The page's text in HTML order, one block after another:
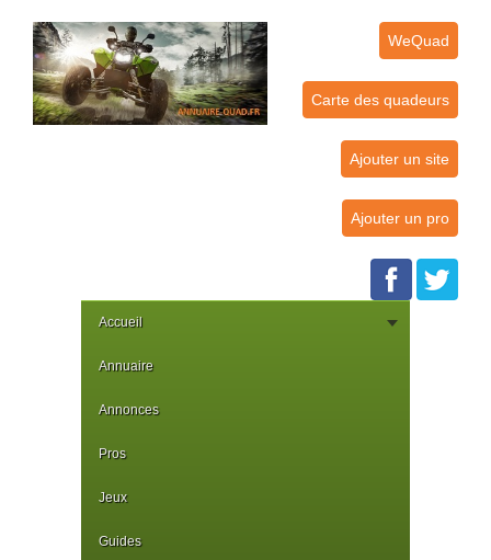
WeQuad
Carte des quadeurs
Ajouter un site
Ajouter un pro
Accueil
Annuaire
Annonces
Pros
Jeux
Guides